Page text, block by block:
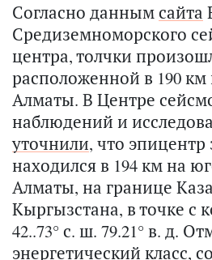
Согласно даннымсайта
Средиземноморского
центра, толчки
расположенной в 190 км
Алматы. В Центре
наблюдений и
уточнили, что эпицентр
находился в 194 км на
Алматы, на границе
Кыргызстана, в точке с
42..73° с. ш. 79.21° в. д.
энергетический класс,